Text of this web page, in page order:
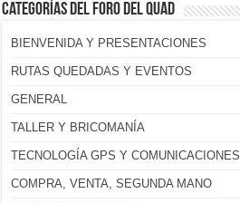
Categorías del foro del Quad
BIENVENIDA Y PRESENTACIONES
RUTAS QUEDADAS Y EVENTOS
GENERAL
TALLER Y BRICOMANÍA
TECNOLOGÍA GPS Y COMUNICACIONES
COMPRA, VENTA, SEGUNDA MANO